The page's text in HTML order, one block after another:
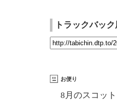
トラックバッ
お便り
8月のスコッ